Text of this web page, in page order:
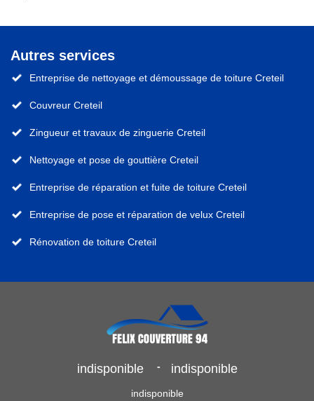
Autres services
Entreprise de nettoyage et démoussage de toiture Creteil
Couvreur Creteil
Zingueur et travaux de zinguerie Creteil
Nettoyage et pose de gouttière Creteil
Entreprise de réparation et fuite de toiture Creteil
Entreprise de pose et réparation de velux Creteil
Rénovation de toiture Creteil
indisponible - indisponible
indisponible